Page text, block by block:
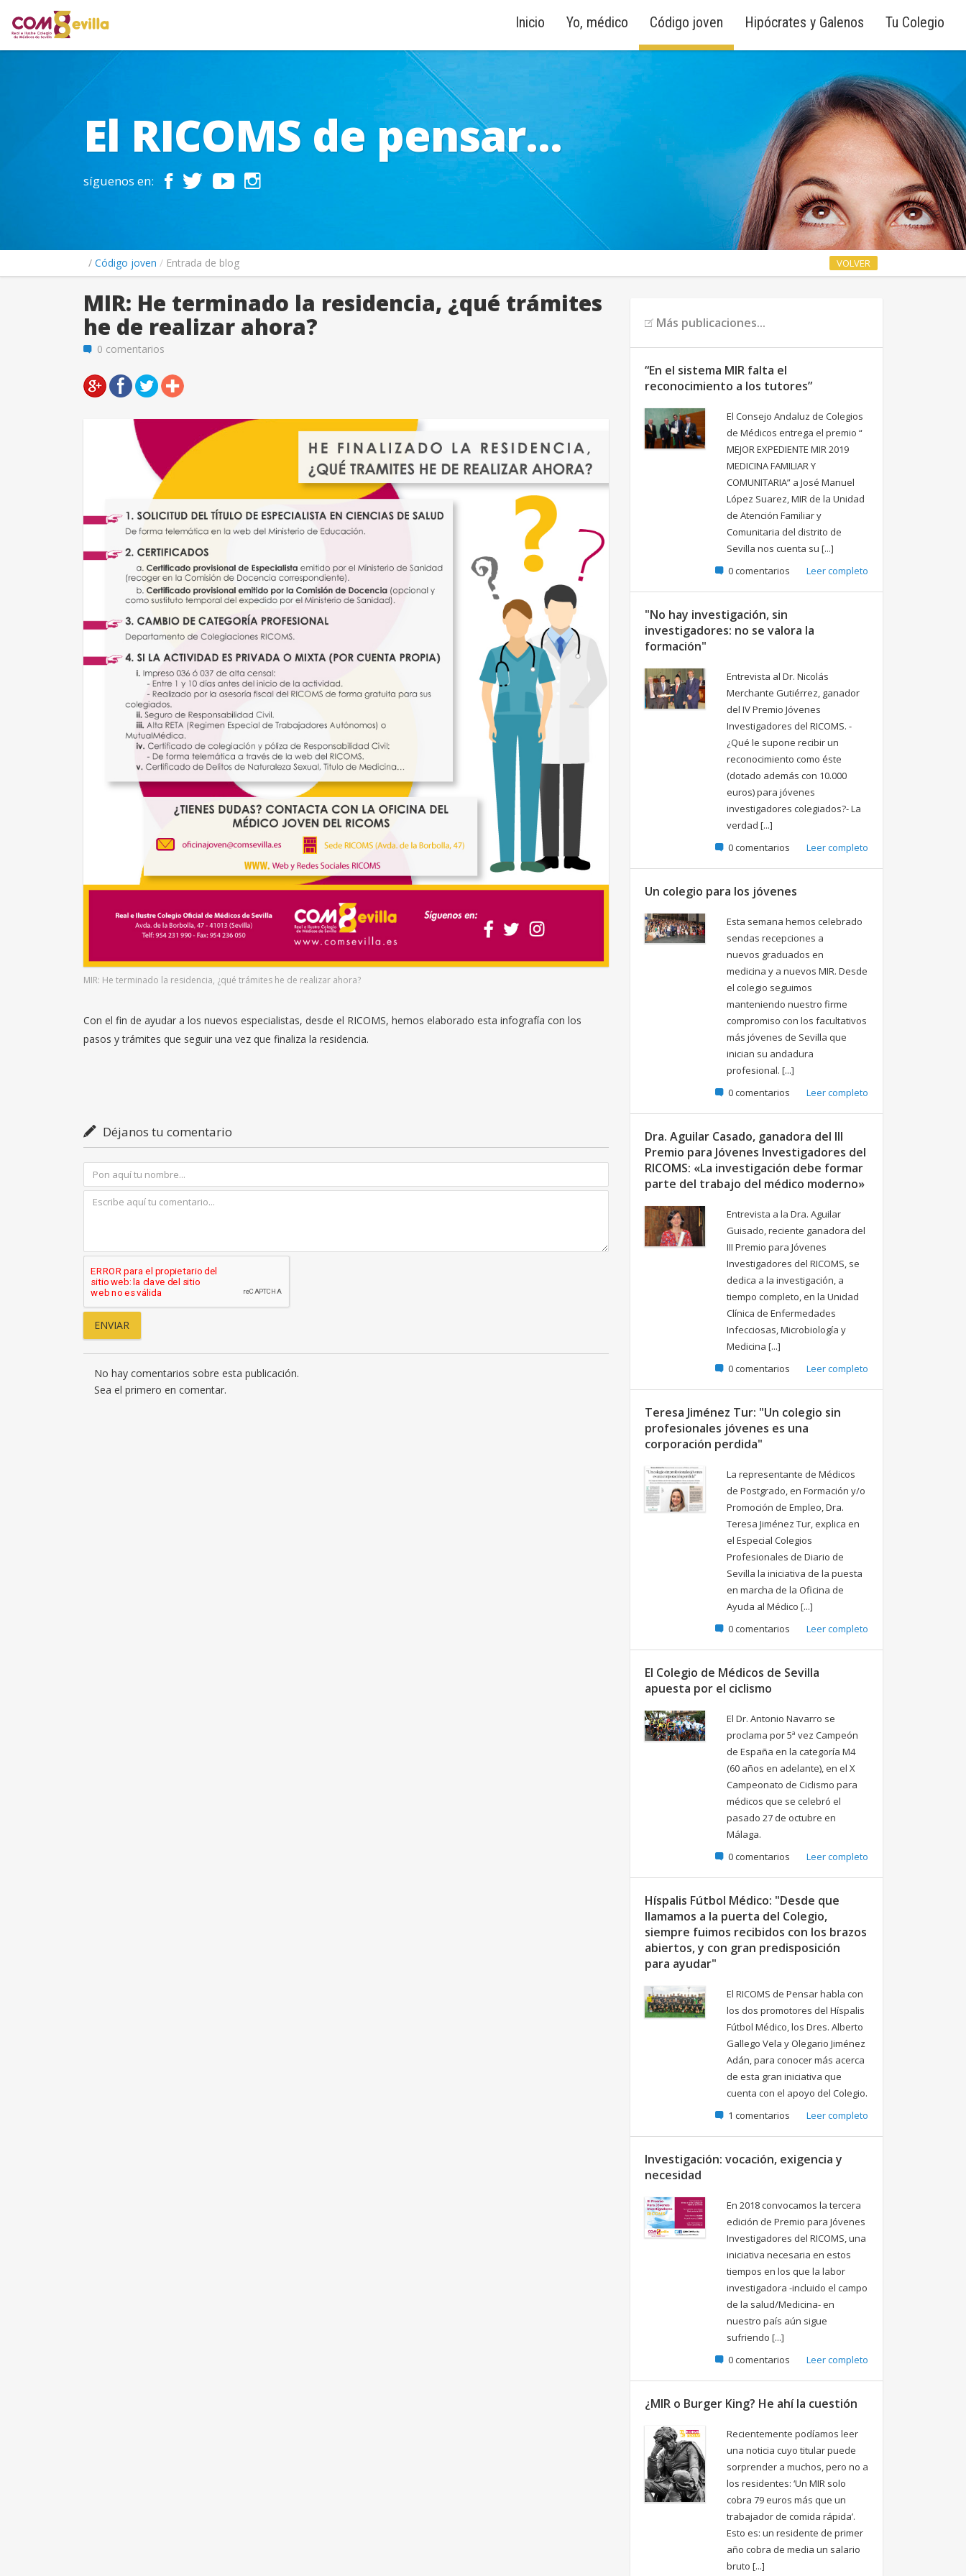
Inicio Yo, médico Código joven Hipócrates y Galenos Tu Colegio
El RICOMS de pensar...
síguenos en:
Código joven Entrada de blog VOLVER
MIR: He terminado la residencia, ¿qué trámites
he de realizar ahora?
0 comentarios
MIR: He terminado la residencia, ¿qué trámites he de realizar ahora?
Con el fin de ayudar a los nuevos especialistas, desde el RICOMS, hemos elaborado esta infografía con los
pasos y trámites que seguir una vez que finaliza la residencia.
Déjanos tu comentario
No hay comentarios sobre esta publicación.
Sea el primero en comentar.
Más publicaciones...
“En el sistema MIR falta el
reconocimiento a los tutores”
El Consejo Andaluz de Colegios
de Médicos entrega el premio “
MEJOR EXPEDIENTE MIR 2019
MEDICINA FAMILIAR Y
COMUNITARIA” a José Manuel
López Suarez, MIR de la Unidad
de Atención Familiar y
Comunitaria del distrito de
Sevilla nos cuenta su [...]
0 comentarios
Leer completo
"No hay investigación, sin
investigadores: no se valora la
formación"
Entrevista al Dr. Nicolás
Merchante Gutiérrez, ganador
del IV Premio Jóvenes
Investigadores del RICOMS. -
¿Qué le supone recibir un
reconocimiento como éste
(dotado además con 10.000
euros) para jóvenes
investigadores colegiados?- La
verdad [...]
0 comentarios
Leer completo
Un colegio para los jóvenes
Esta semana hemos celebrado
sendas recepciones a
nuevos graduados en
medicina y a nuevos MIR. Desde
el colegio seguimos
manteniendo nuestro firme
compromiso con los facultativos
más jóvenes de Sevilla que
inician su andadura
profesional. [...]
0 comentarios
Leer completo
Dra. Aguilar Casado, ganadora del III
Premio para Jóvenes Investigadores del
RICOMS: «La investigación debe formar
parte del trabajo del médico moderno»
Entrevista a la Dra. Aguilar
Guisado, reciente ganadora del
III Premio para Jóvenes
Investigadores del RICOMS, se
dedica a la investigación, a
tiempo completo, en la Unidad
Clínica de Enfermedades
Infecciosas, Microbiología y
Medicina [...]
0 comentarios
Leer completo
Teresa Jiménez Tur: "Un colegio sin
profesionales jóvenes es una
corporación perdida"
La representante de Médicos
de Postgrado, en Formación y/o
Promoción de Empleo, Dra.
Teresa Jiménez Tur, explica en
el Especial Colegios
Profesionales de Diario de
Sevilla la iniciativa de la puesta
en marcha de la Oficina de
Ayuda al Médico [...]
0 comentarios
Leer completo
El Colegio de Médicos de Sevilla
apuesta por el ciclismo
El Dr. Antonio Navarro se
proclama por 5ª vez Campeón
de España en la categoría M4
(60 años en adelante), en el X
Campeonato de Ciclismo para
médicos que se celebró el
pasado 27 de octubre en
Málaga.
0 comentarios
Leer completo
Híspalis Fútbol Médico: "Desde que
llamamos a la puerta del Colegio,
siempre fuimos recibidos con los brazos
abiertos, y con gran predisposición
para ayudar"
El RICOMS de Pensar habla con
los dos promotores del Híspalis
Fútbol Médico, los Dres. Alberto
Gallego Vela y Olegario Jiménez
Adán, para conocer más acerca
de esta gran iniciativa que
cuenta con el apoyo del Colegio.
1 comentarios
Leer completo
Investigación: vocación, exigencia y
necesidad
En 2018 convocamos la tercera
edición de Premio para Jóvenes
Investigadores del RICOMS, una
iniciativa necesaria en estos
tiempos en los que la labor
investigadora -incluido el campo
de la salud/Medicina- en
nuestro país aún sigue
sufriendo [...]
0 comentarios
Leer completo
¿MIR o Burger King? He ahí la cuestión
Recientemente podíamos leer
una noticia cuyo titular puede
sorprender a muchos, pero no a
los residentes: ‘Un MIR solo
cobra 79 euros más que un
trabajador de comida rápida’.
Esto es: un residente de primer
año cobra de media un salario
bruto [...]